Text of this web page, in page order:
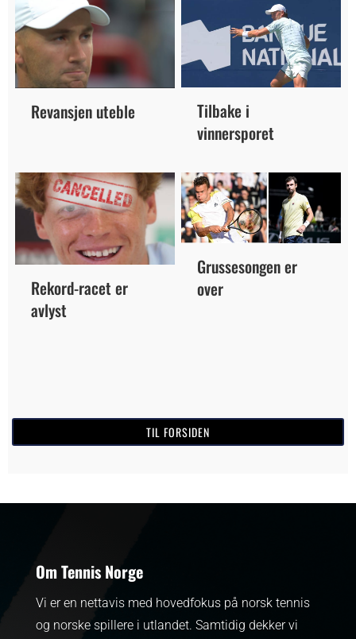
Revansjen uteble
Tilbake i
vinnersporet
Rekord-racet er
avlyst
Grussesongen er
over
TIL FORSIDEN
Om Tennis Norge
Vi er en nettavis med hovedfokus på norsk tennis
og norske spillere i utlandet. Samtidig dekker vi